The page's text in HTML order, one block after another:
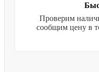
Проверим
сообщим цену в